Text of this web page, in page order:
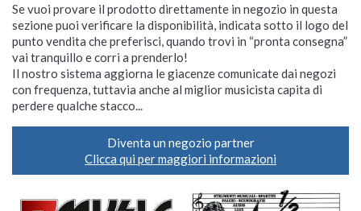
Se vuoi provare il prodotto direttamente in negozio in questa
sezione puoi verificare la disponibilità, indicata sotto il logo del
punto vendita che preferisci, quando trovi in “pronta consegna”
vai tranquillo e corri a prenderlo!
Il nostro sistema aggiorna le giacenze comunicate dai negozi
con frequenza, tuttavia anche al miglior musicista capita di
perdere qualche stacco...
Diventa un negozio partner
Clicca qui per maggiori informazioni